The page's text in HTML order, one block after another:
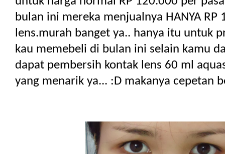
bulan ini mereka menjualnya HANYA
lens.murah banget ya.. hanya itu untuk
kau memebeli di bulan ini selain kamu
dapat pembersih kontak lens 60 ml
yang menarik ya... :D makanya cepetan